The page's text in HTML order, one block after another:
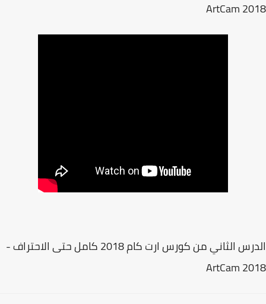
ArtCam
الدرس الثاني من كورس ارت كام 2018 كامل حتى الاحتراف -
ArtCam